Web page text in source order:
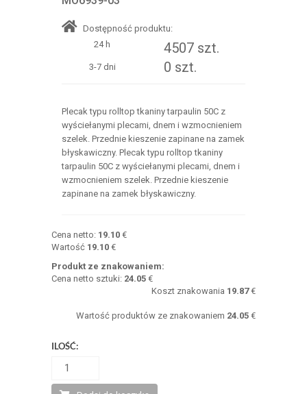
Dostępność produktu:
24 h
4507 szt.
3-7 dni 0 szt.
Plecak typu rolltop tkaniny tarpaulin 50C z
wyściełanymi plecami, dnem i wzmocnieniem
szelek. Przednie kieszenie zapinane na zamek
błyskawiczny. Plecak typu rolltop tkaniny
tarpaulin 50C z wyściełanymi plecami, dnem i
wzmocnieniem szelek. Przednie kieszenie
zapinane na zamek błyskawiczny.
Cena netto: 19.10€
Wartość 19.10€
Produkt ze znakowaniem:
Cena netto sztuki: 24.05€
Koszt znakowania 19.87€
Wartość produktów ze znakowaniem 24.05 €
ILOŚĆ: